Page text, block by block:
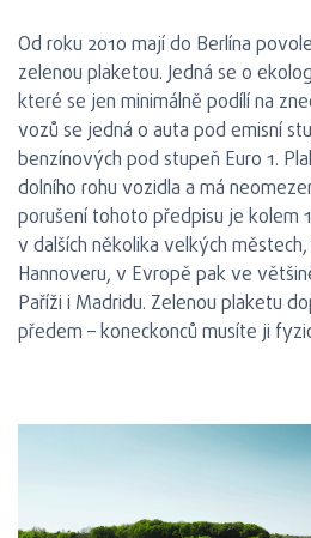
Od roku 2010 mají do Berlína
zelenou plaketou. Jedná se o
které se jen minimálně podílí na
vozů se jedná o auta pod emisní
benzínových pod stupeň Euro 1.
dolního rohu vozidla a má
porušení tohoto předpisu je kolem
v dalších několika velkých
Hannoveru, v Evropě pak ve
Paříži i Madridu. Zelenou plaketu
předem – koneckonců musíte ji